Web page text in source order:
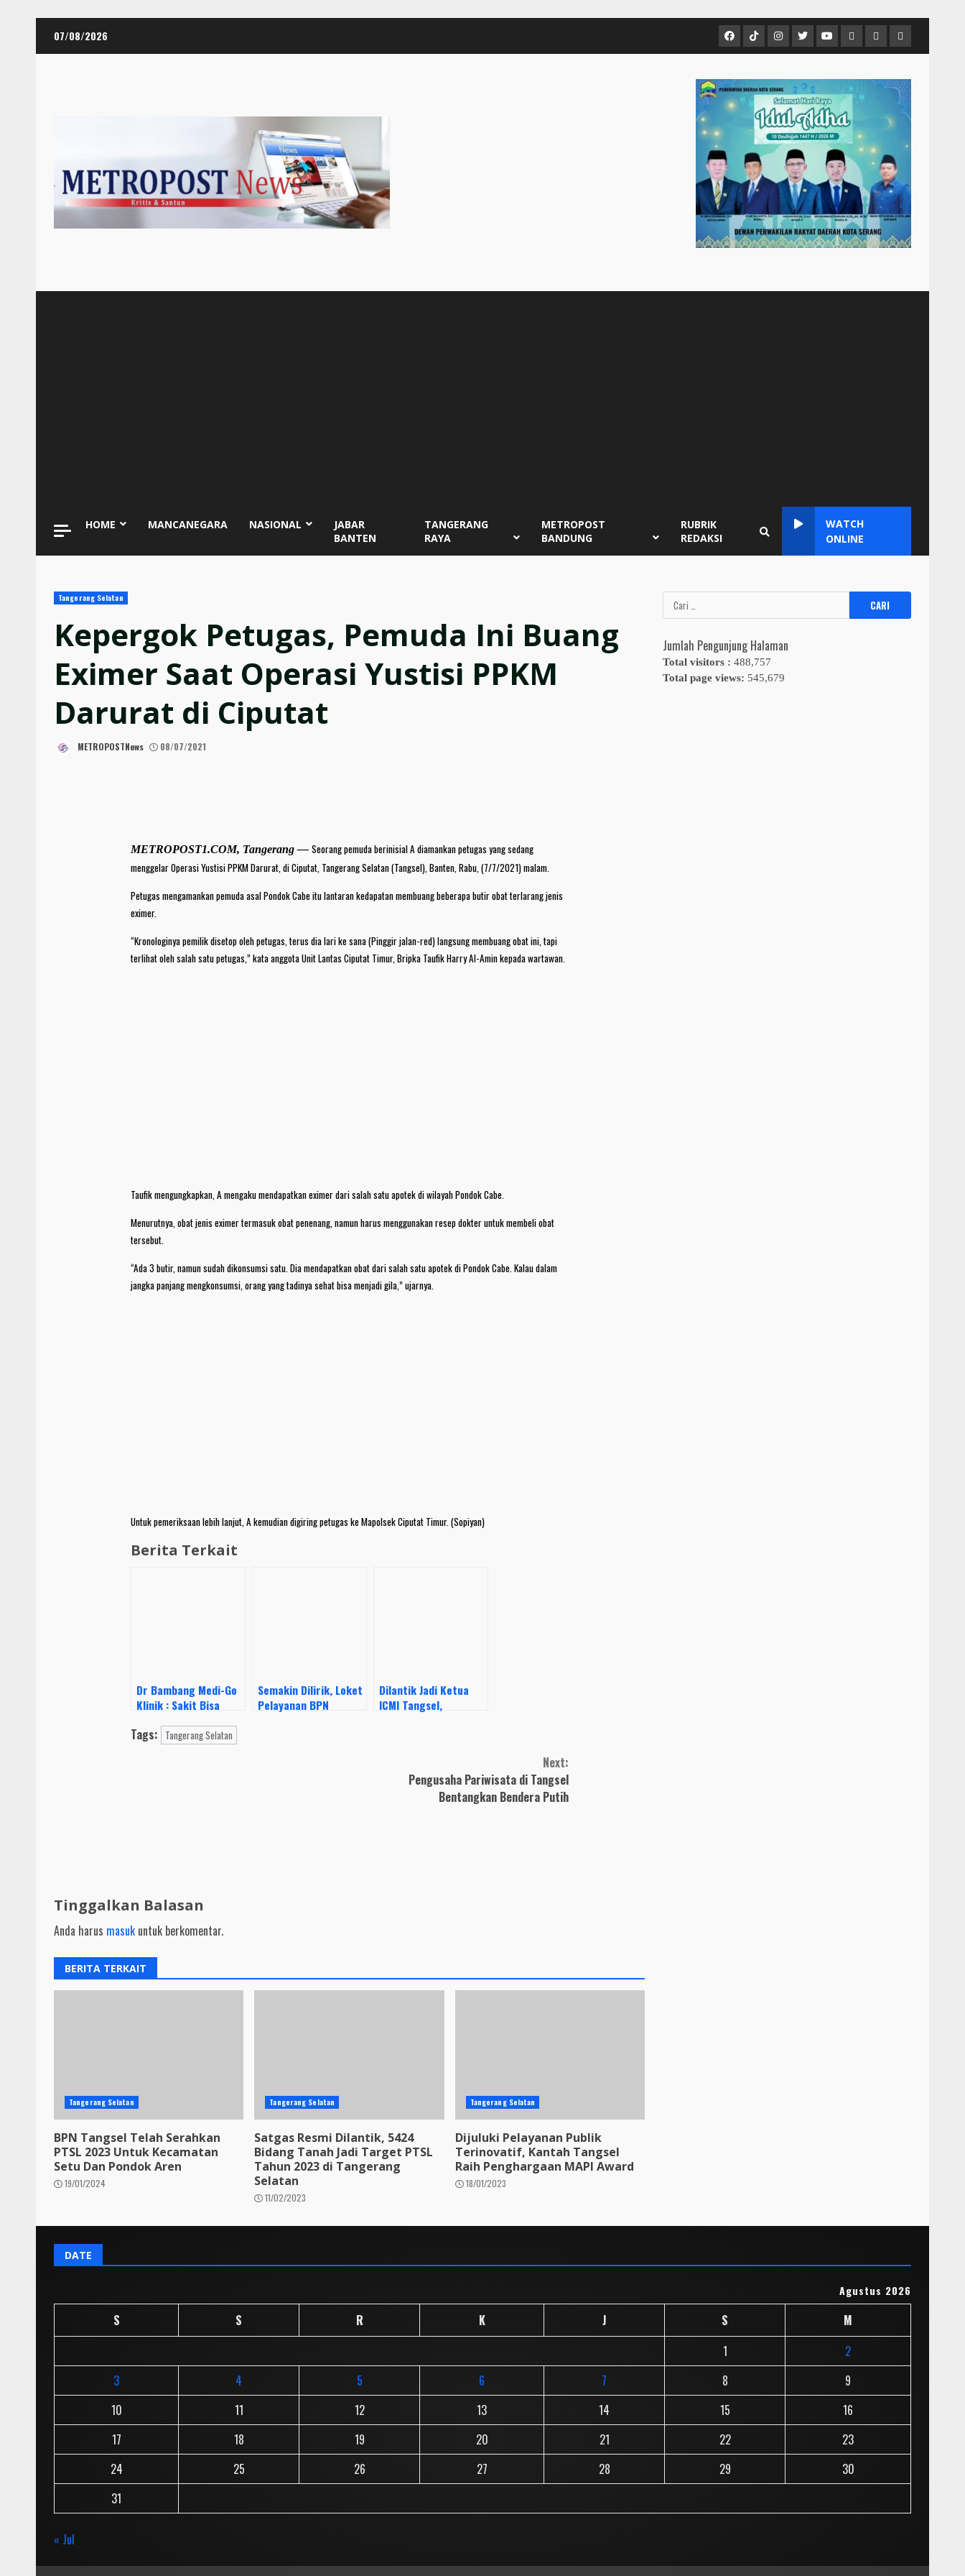
07/08/2026 FacebookTiktok
Metropostnews
Group
Instagram
TwitterYoutubeMCTVVIDEO
NEWS
MUSIC
Player
Embed
HOME MANCANEGARA NASIONAL
JABAR
BANTEN
TANGERANG
RAYA
METROPOST
BANDUNG
RUBRIK
REDAKSI
WATCH
ONLINE
Tangerang Selatan
Kepergok Petugas, Pemuda Ini Buang
Eximer Saat Operasi Yustisi PPKM
Darurat di Ciputat
METROPOSTNews 08/07/2021
METROPOST1.COM, Tangerang — Seorang pemuda berinisial A diamankan petugas yang sedang
menggelar Operasi Yustisi PPKM Darurat, di Ciputat, Tangerang Selatan (Tangsel), Banten, Rabu, (7/7/2021) malam.
Petugas mengamankan pemuda asal Pondok Cabe itu lantaran kedapatan membuang beberapa butir obat terlarang jenis
eximer.
“Kronologinya pemilik disetop oleh petugas, terus dia lari ke sana (Pinggir jalan-red) langsung membuang obat ini, tapi
terlihat oleh salah satu petugas,” kata anggota Unit Lantas Ciputat Timur, Bripka Taufik Harry Al-Amin kepada wartawan.
Taufik mengungkapkan, A mengaku mendapatkan eximer dari salah satu apotek di wilayah Pondok Cabe.
Menurutnya, obat jenis eximer termasuk obat penenang, namun harus menggunakan resep dokter untuk membeli obat
tersebut.
“Ada 3 butir, namun sudah dikonsumsi satu. Dia mendapatkan obat dari salah satu apotek di Pondok Cabe. Kalau dalam
jangka panjang mengkonsumsi, orang yang tadinya sehat bisa menjadi gila,” ujarnya.
Untuk pemeriksaan lebih lanjut, A kemudian digiring petugas ke Mapolsek Ciputat Timur. (Sopiyan)
Berita Terkait
Dr Bambang Medi-Go
Klinik : Sakit Bisa
Kematian
Semakin Dilirik, Loket
Pelayanan BPN
Dilantik Jadi Ketua
ICMI Tangsel,
Tags: Tangerang Selatan
Next:
Pengusaha Pariwisata di Tangsel
Bentangkan Bendera Putih
Tinggalkan Balasan
Anda harus masuk untuk berkomentar.
BERITA TERKAIT
Tangerang Selatan
BPN Tangsel Telah Serahkan
PTSL 2023 Untuk Kecamatan
Setu Dan Pondok Aren
19/01/2024
Tangerang Selatan
Satgas Resmi Dilantik, 5424
Bidang Tanah Jadi Target PTSL
Tahun 2023 di Tangerang
Selatan
11/02/2023
Tangerang Selatan
Dijuluki Pelayanan Publik
Terinovatif, Kantah Tangsel
Raih Penghargaan MAPI Award
18/01/2023
Cari
untuk:
Jumlah Pengunjung Halaman
Total visitors :488,757
Total page views: 545,679
DATE
Agustus 2026
S S R K J S
M
1
2
3
4 5 6 7 8
9
10
11 12 13 14 15
16
17
18 19 20 21 22
23
24
25 26 27 28 29
30
31
« Jul